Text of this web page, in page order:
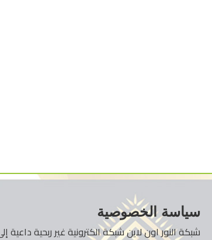
سياسة الخصوصية
شبكة النور اون لاين شبكة الكترونية غير ربحية داعية